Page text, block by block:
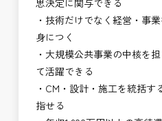
修正など）
・河川巡視支援業務
・道路許認可審査・適正
・調査設計資料作成業務
・施工体制調査員
・建設プロジェクト・マ
・PM業務、CM業務
思決定に関与できる
・技術だけでなく経営・事
身につく
・大規模公共事業の中核を
て活躍できる
・CM・設計・施工を統括す
指せる